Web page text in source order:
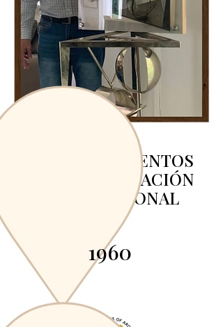
RECONOCIMIENTOS
A LA PARTICIPACIÓN
INTERNACIONAL
1960